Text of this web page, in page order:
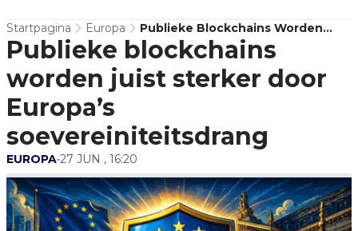
Startpagina Europa
Publieke Blockchains Worden
Juist Sterker Door Europa’s
Soevereiniteitsdrang
Publieke blockchains
worden juist sterker door
Europa’s
soevereiniteitsdrang
EUROPA•27 JUN , 16:20